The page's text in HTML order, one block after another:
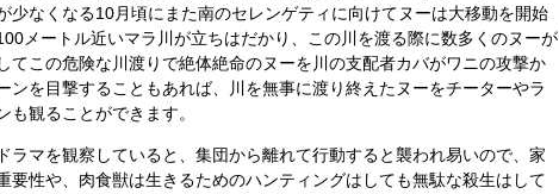
少なくなる10月頃にまた南のセレンゲティに向けてヌーは大移動を開始
メートル近いマラ川が立ちはだかり、この川を渡る際に数多くのヌーが
てこの危険な川渡りで絶体絶命のヌーを川の支配者カバがワニの攻撃か
ンを目撃することもあれば、川を無事に渡り終えたヌーをチーターやラ
も観ることができます。
マを観察していると、集団から離れて行動すると襲われ易いので、家
要性や、肉食獣は生きるためのハンティングはしても無駄な殺生はして